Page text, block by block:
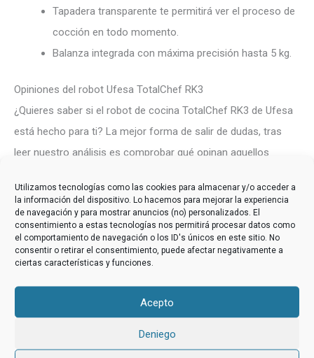
Utilizamos tecnologías como las cookies para almacenar y/o acceder a
la información del dispositivo. Lo hacemos para mejorar la experiencia
de navegación y para mostrar anuncios (no) personalizados. El
consentimiento a estas tecnologías nos permitirá procesar datos como
el comportamiento de navegación o los ID's únicos en este sitio. No
consentir o retirar el consentimiento, puede afectar negativamente a
ciertas características y funciones.
Acepto
Deniego
Tapadera transparente te permitirá ver el proceso de
cocción en todo momento.
Balanza integrada con máxima precisión hasta 5 kg.
Opiniones del robot Ufesa TotalChef RK3
¿Quieres saber si el robot de cocina TotalChef RK3 de Ufesa
está hecho para ti? La mejor forma de salir de dudas, tras
leer nuestro análisis es comprobar qué opinan aquellos
hogares. Por ello, vamos a mostrarte algunos comentarios y
opiniones del robot de cocina Ufesa TotalChef RK3 que han
dejado aquellos usuarios que lo han probado y que te servirán
de ayuda para ver si estás o no ante la mejor elección:
Llevo una década usando la thermomix tm31. Y
mi hermana me preguntó si merecería la pena
comprar la total chef RK3 de UFESA. Al no